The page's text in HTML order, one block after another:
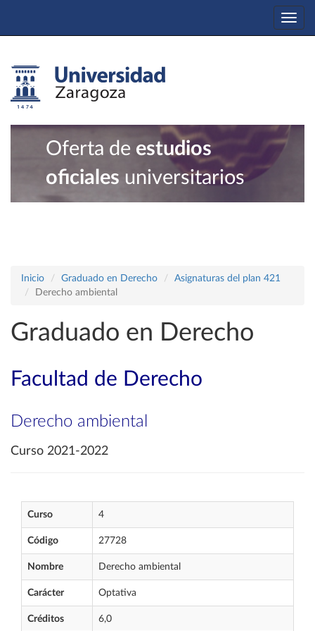
Oferta de estudios
oficiales universitarios
Inicio Graduado en Derecho
Asignaturas del plan 421
Derecho ambiental
Graduado en Derecho
Facultad de Derecho
Derecho ambiental
Curso 2021-2022
Curso 4
Código 27728
Nombre Derecho ambiental
Carácter Optativa
Créditos 6,0